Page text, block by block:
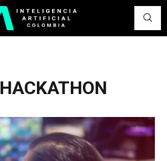
HACKATHON